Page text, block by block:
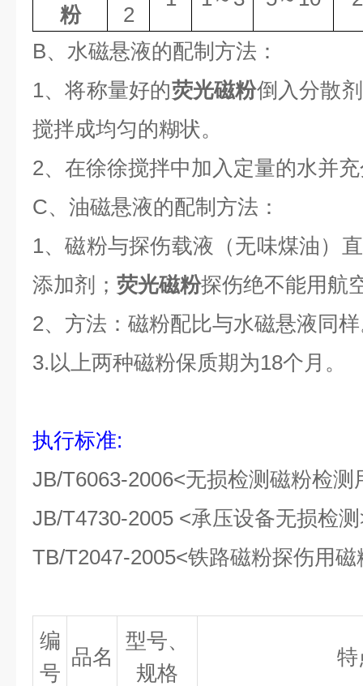
粉 2
B、 水磁悬液的配制方法：
1、将称量好的荧光磁粉倒入分散
搅拌成均匀的糊状。
2、在徐徐搅拌中加入定量的水并
C、 油磁悬液的配制方法：
1、磁粉与探伤载液（无味煤油）
添加剂； 荧光磁粉探伤绝不能用航
2、方法：磁粉配比与水磁悬液同
3.以上两种磁粉保质期为18个月 。
执行标准:
JB/T6063-2006<无损检测磁粉检测
JB/T4730-2005 <承压设备无损检测
TB/T2047-2005<铁路磁粉探伤用
编
号
品名
型号、
规格
特